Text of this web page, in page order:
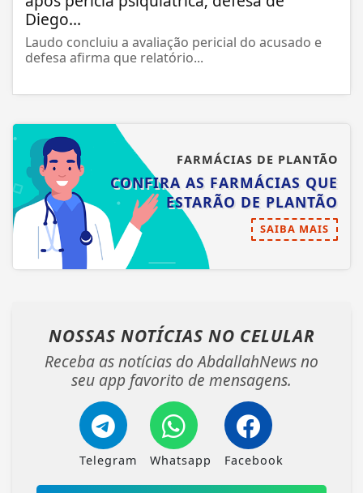
Diego...
Laudo concluiu a avaliação pericial do acusado e
defesa afirma que relatório...
FARMÁCIAS DE PLANTÃO
CONFIRA AS FARMÁCIAS QUE
ESTARÃO DE PLANTÃO
SAIBA MAIS
NOSSAS NOTÍCIAS NO CELULAR
Receba as notícias do AbdallahNews no
seu app favorito de mensagens.
Telegram Whatsapp Facebook